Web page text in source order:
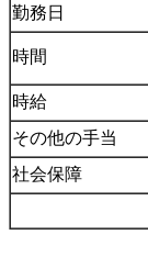
勤務日
時間
時給
その他の手当
社会保障